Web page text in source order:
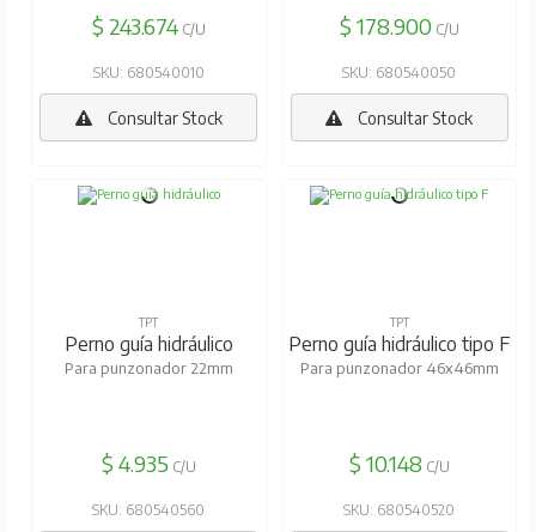
$ 243.674C/U
SKU: 680540010
Consultar Stock
$ 178.900C/U
SKU: 680540050
Consultar Stock
TPT
Perno guía hidráulico
Para punzonador 22mm
$ 4.935 C/U
SKU: 680540560
TPT
Perno guía hidráulico tipo F
Para punzonador 46x46mm
$ 10.148 C/U
SKU: 680540520